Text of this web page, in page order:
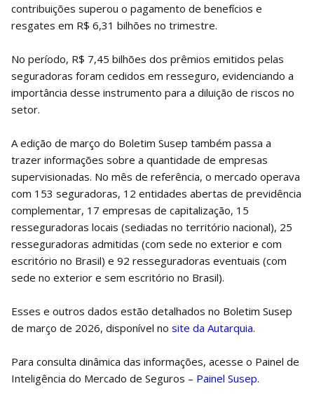
contribuições superou o pagamento de benefícios e
resgates em R$ 6,31 bilhões no trimestre.
No período, R$ 7,45 bilhões dos prêmios emitidos pelas
seguradoras foram cedidos em resseguro, evidenciando a
importância desse instrumento para a diluição de riscos no
setor.
A edição de março do Boletim Susep também passa a
trazer informações sobre a quantidade de empresas
supervisionadas. No mês de referência, o mercado operava
com 153 seguradoras, 12 entidades abertas de previdência
complementar, 17 empresas de capitalização, 15
resseguradoras locais (sediadas no território nacional), 25
resseguradoras admitidas (com sede no exterior e com
escritório no Brasil) e 92 resseguradoras eventuais (com
sede no exterior e sem escritório no Brasil).
Esses e outros dados estão detalhados no Boletim Susep
de março de 2026, disponível no site da Autarquia.
Para consulta dinâmica das informações, acesse o Painel de
Inteligência do Mercado de Seguros – Painel Susep.